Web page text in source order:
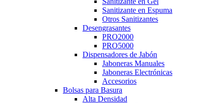
Sanitizante en Espuma
Otros Sanitizantes
Desengrasantes
PRO2000
PRO5000
Dispensadores de Jabón
Jaboneras Manuales
Jaboneras Electrónicas
Accesorios
Bolsas para Basura
Alta Densidad